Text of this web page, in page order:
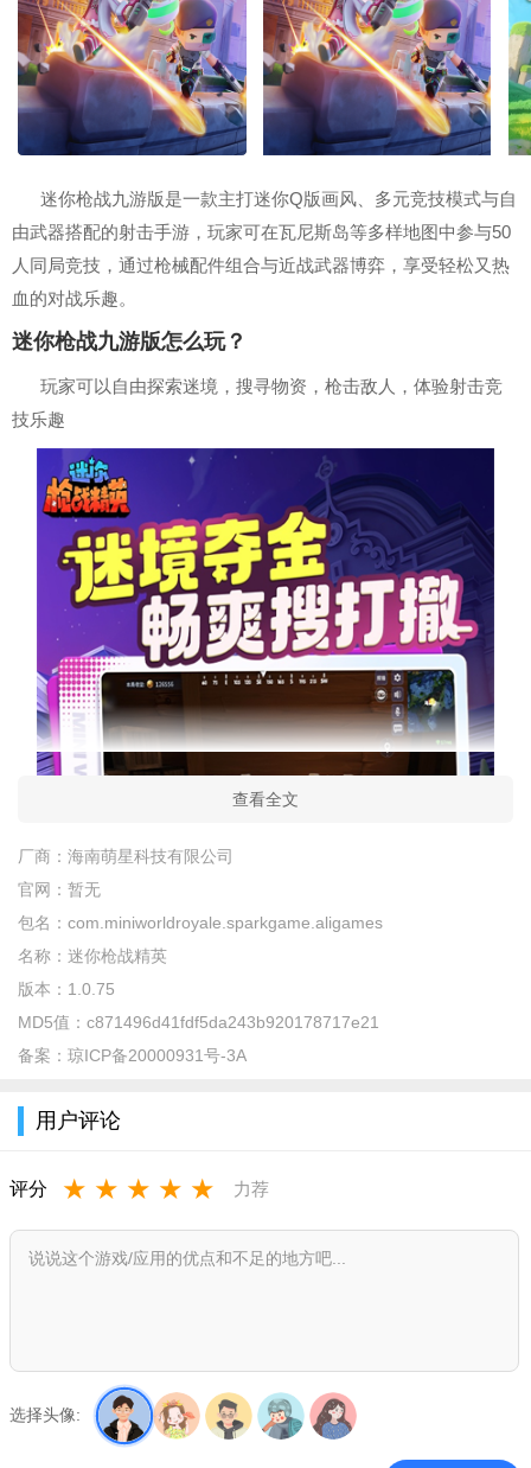
迷你枪战九游版是一款主打迷你Q版画风、多元竞技模式与自
由武器搭配的射击手游，玩家可在瓦尼斯岛等多样地图中参与50
人同局竞技，通过枪械配件组合与近战武器博弈，享受轻松又热
血的对战乐趣。
迷你枪战九游版怎么玩？
玩家可以自由探索迷境，搜寻物资，枪击敌人，体验射击竞
技乐趣
查看全文
厂商： 海南萌星科技有限公司
官网： 暂无
包名： com.miniworldroyale.sparkgame.aligames
名称： 迷你枪战精英
版本： 1.0.75
MD5值： c871496d41fdf5da243b920178717e21
备案： 琼ICP备20000931号-3A
用户评论
评分 ★ ★ ★ ★ ★ 力荐
选择头像: